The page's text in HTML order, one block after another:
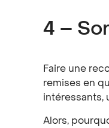
4 –
Faire une
remises en
intéressants,
Alors,